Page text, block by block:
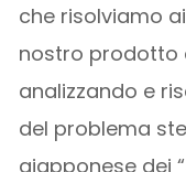
che risolviamo
nostro prodotto
analizzando e
del problema
giapponese dei